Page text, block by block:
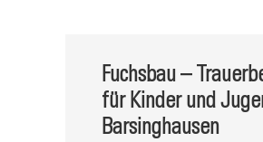
Fuchsbau –
für Kinder und
Barsinghausen